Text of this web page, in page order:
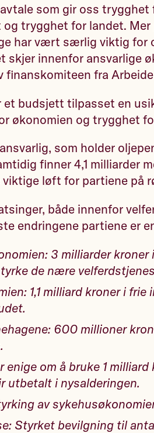
som gir oss trygghet
trygghet for landet. Mer
har vært særlig viktig for
skjer innenfor ansvarlige
finanskomiteen fra
budsjett tilpasset en
økonomien og trygghet
som holder
finner 4,1 milliarder
løft for partiene på
både innenfor
endringene partiene er
3 milliarder
de nære
1,1 milliard kroner i
600 millioner
enige om å bruke 1
utbetalt i nysalderingen.
av
Styrket bevilgning til